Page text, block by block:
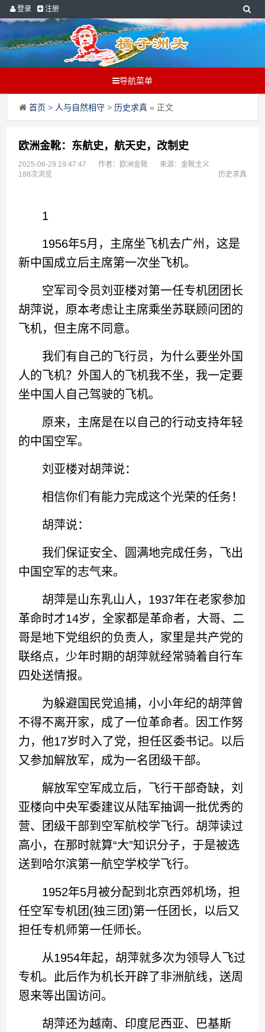
登录 注册
导航菜单
首页 > 人与自然相守 > 历史求真 » 正文
欧洲金靴：东航史，航天史，改制史
2025-06-29 19:47:47 作者：欧洲金靴
来源：金靴主义
188次浏览
历史求真
1
1956年5月，主席坐飞机去广州，这是
新中国成立后主席第一次坐飞机。
空军司令员刘亚楼对第一任专机团团长
胡萍说，原本考虑让主席乘坐苏联顾问团的
飞机，但主席不同意。
我们有自己的飞行员，为什么要坐外国
人的飞机？外国人的飞机我不坐，我一定要
坐中国人自己驾驶的飞机。
原来，主席是在以自己的行动支持年轻
的中国空军。
刘亚楼对胡萍说：
相信你们有能力完成这个光荣的任务！
胡萍说：
我们保证安全、圆满地完成任务，飞出
中国空军的志气来。
胡萍是山东乳山人，1937年在老家参加
革命时才14岁，全家都是革命者，大哥、二
哥是地下党组织的负责人，家里是共产党的
联络点，少年时期的胡萍就经常骑着自行车
四处送情报。
为躲避国民党追捕，小小年纪的胡萍曾
不得不离开家，成了一位革命者。因工作努
力，他17岁时入了党，担任区委书记。以后
又参加解放军，成为一名团级干部。
解放军空军成立后，飞行干部奇缺，刘
亚楼向中央军委建议从陆军抽调一批优秀的
营、团级干部到空军航校学飞行。胡萍读过
高小，在那时就算“大”知识分子，于是被选
送到哈尔滨第一航空学校学飞行。
1952年5月被分配到北京西郊机场，担
任空军专机团(独三团)第一任团长，以后又
担任专机师第一任师长。
从1954年起，胡萍就多次为领导人飞过
专机。此后作为机长开辟了非洲航线，送周
恩来等出国访问。
胡萍还为越南、印度尼西亚、巴基斯